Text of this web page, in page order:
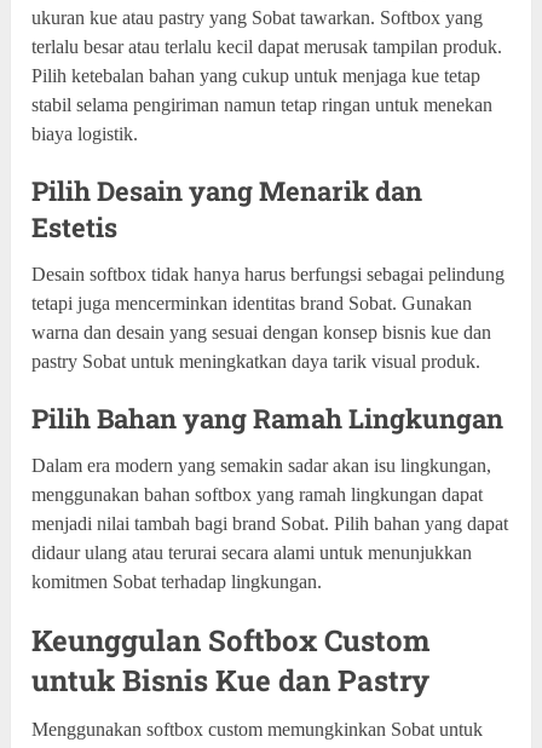
ukuran kue atau pastry yang Sobat tawarkan. Softbox yang
terlalu besar atau terlalu kecil dapat merusak tampilan produk.
Pilih ketebalan bahan yang cukup untuk menjaga kue tetap
stabil selama pengiriman namun tetap ringan untuk menekan
biaya logistik.
Pilih Desain yang Menarik dan
Estetis
Desain softbox tidak hanya harus berfungsi sebagai pelindung
tetapi juga mencerminkan identitas brand Sobat. Gunakan
warna dan desain yang sesuai dengan konsep bisnis kue dan
pastry Sobat untuk meningkatkan daya tarik visual produk.
Pilih Bahan yang Ramah Lingkungan
Dalam era modern yang semakin sadar akan isu lingkungan,
menggunakan bahan softbox yang ramah lingkungan dapat
menjadi nilai tambah bagi brand Sobat. Pilih bahan yang dapat
didaur ulang atau terurai secara alami untuk menunjukkan
komitmen Sobat terhadap lingkungan.
Keunggulan Softbox Custom
untuk Bisnis Kue dan Pastry
Menggunakan softbox custom memungkinkan Sobat untuk